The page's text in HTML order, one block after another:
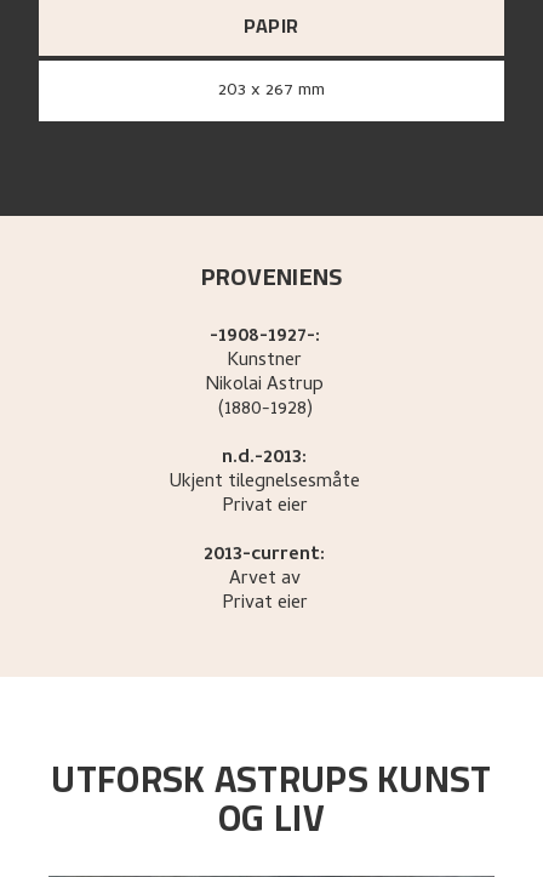
PAPIR
203 x 267 mm
PROVENIENS
-1908-1927-:
Kunstner
NikolaiAstrup
(1880-1928)
n.d.-2013:
Ukjent tilegnelsesmåte
Privat eier
2013-current:
Arvet av
Privat eier
UTFORSK ASTRUPS KUNST
OG LIV